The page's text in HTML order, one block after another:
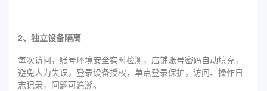
2、独立设备隔离
每次访问，账号环境安全实时检测，店铺账号密码自动填充，
避免人为失误，登录设备授权，单点登录保护，访问、操作日
志记录，问题可追溯。